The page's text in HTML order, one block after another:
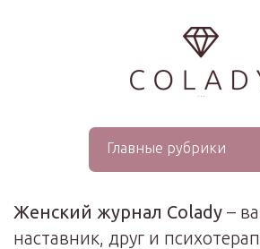
...
Главные рубрики
Женский журнал Colady –
наставник, друг и